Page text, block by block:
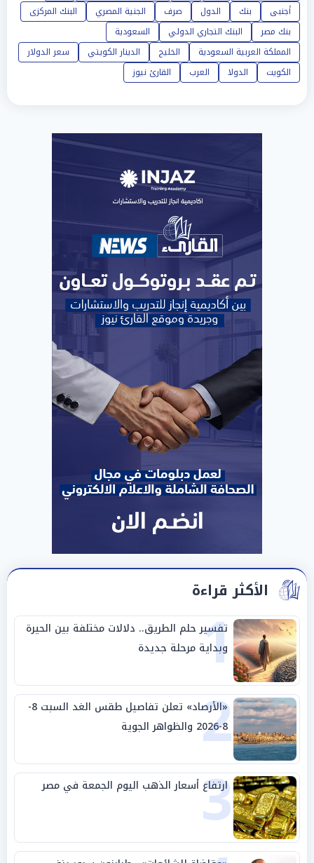
أجنبى
بنك الدول صرف الجنية المصري
البنك المركزى
بنك مصر
البنك التجاري الدولي
السعودية
المملكة العربية السعودية
الخليج الدينار الكويتي
سعر الدولار
الكويت
الدولا العرب القارئ نيوز
الأكثر قراءة
1
تفسير حلم الطريق.. دلالات مختلفة بين الحيرة
وبداية مرحلة جديدة
2
«الأرصاد» تعلن تفاصيل طقس الغد السبت 8-
8-2026 والظواهر الجوية
3
ارتفاع أسعار الذهب اليوم الجمعة في مصر